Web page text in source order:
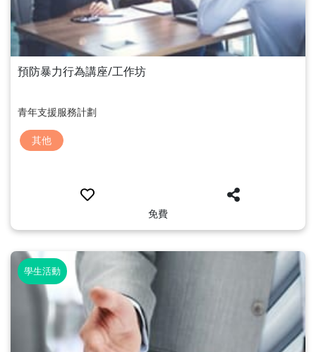
預防暴力行為講座/工作坊
青年支援服務計劃
其他
免費
學生活動